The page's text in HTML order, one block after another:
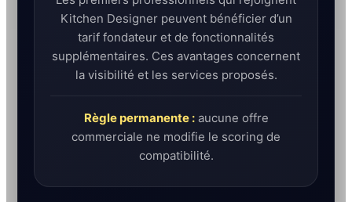
Kitchen Designer peuvent bénéficier d’un
tarif fondateur et de fonctionnalités
supplémentaires. Ces avantages concernent
la visibilité et les services proposés.
Règle permanente :aucune offre
commerciale ne modifie le scoring de
compatibilité.